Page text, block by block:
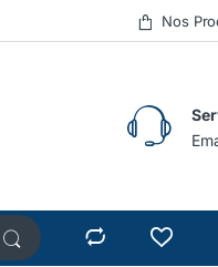
Nos